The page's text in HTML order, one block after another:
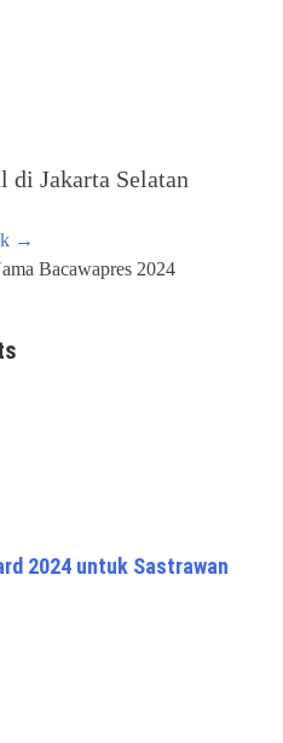
di Jakarta Selatan
→
Bacawapres 2024
2024 untuk Sastrawan